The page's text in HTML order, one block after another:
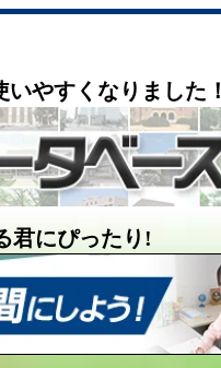
いやすくなりました！
君にぴったり!